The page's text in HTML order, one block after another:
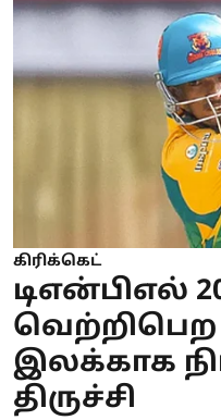
கிரிக்கெட்
டிஎன்பிஎல்
இலக்காக
திருச்சி